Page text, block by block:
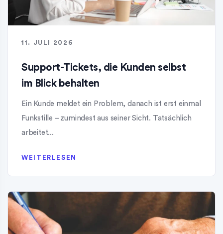
11. JULI 2026
Support-Tickets, die Kunden selbst
im Blick behalten
Ein Kunde meldet ein Problem, danach ist erst einmal
Funkstille – zumindest aus seiner Sicht. Tatsächlich
arbeitet...
WEITERLESEN